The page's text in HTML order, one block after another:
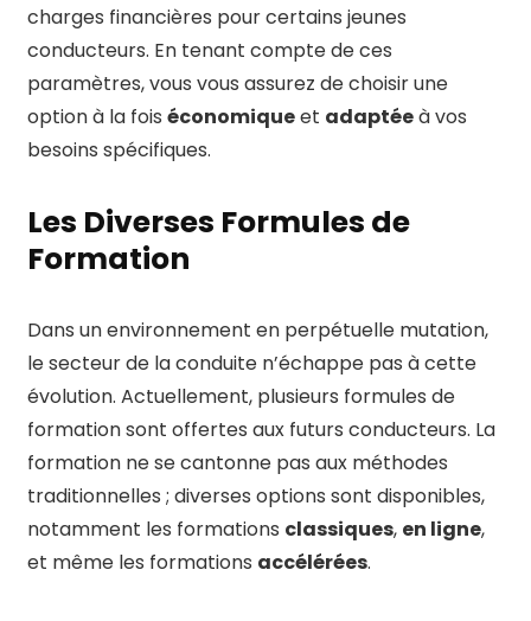
charges financières pour certains jeunes
conducteurs. En tenant compte de ces
paramètres, vous vous assurez de choisir une
option à la fois économiqueet adaptéeà vos
besoins spécifiques.
Les Diverses Formules de
Formation
Dans un environnement en perpétuelle mutation,
le secteur de la conduite n’échappe pas à cette
évolution. Actuellement, plusieurs formules de
formation sont offertes aux futurs conducteurs. La
formation ne se cantonne pas aux méthodes
traditionnelles ; diverses options sont disponibles,
notamment les formations classiques, en ligne,
et même les formations accélérées.